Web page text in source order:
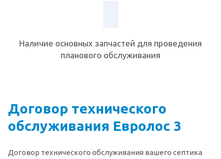
Наличие основных запчастей для проведения
планового обслуживания
Договор технического
обслуживания Евролос 3
Договор технического обслуживания вашего септика